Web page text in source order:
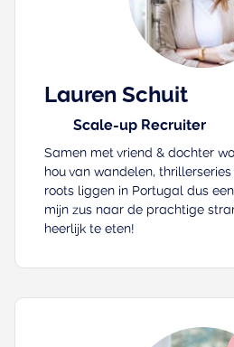
Lauren Schuit
Scale-up Recruiter
Samen met vriend & dochter
hou van wandelen,
roots liggen in Portugal dus
mijn zus naar de prachtige
heerlijk te eten!